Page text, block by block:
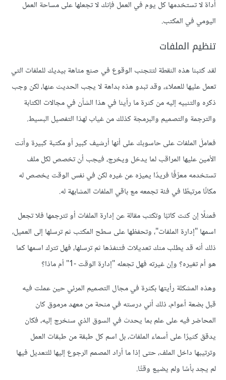
أداة لا تستخدمها كل يوم في العمل فإنك لا تجعلها على مساحة العمل
اليومي في المكتب.
تنظيم الملفات
لقد كتبنا هذه النقطة لتتجنب الوقوع في صنع متاهة بيديك للملفات التي
تعمل عليها للعملاء، وقد تبدو هذه بداهة لا يجب الحديث عنها، لكن وجب
ذكره والتنبيه إليه من كثرة ما رأينا في هذا الشأن في مجالات الكتابة
والترجمة والتصميم والبرمجة كذلك من غياب لهذا التفصيل البسيط.
فعاملْ الملفات على حاسوبك على أنها أرشيف كبير أو مكتبة كبيرة وأنت
الأمين عليها المراقب لما يدخل ويخرج، فيجب أن تخصص لكل ملف
تستخدمه معرِّفًا فريدًا يميزه عن غيره لكن في نفس الوقت يخصص له
مكانًا مرتبطًا في فئة تجمعه مع باقي الملفات المشابهة له.
فمثلًا إن كنت كاتبًا وتكتب مقالة عن إدارة الملفات أو تترجمها فلا تجعل
اسمها "إدارة الملفات"، وتحفظها على سطح المكتب ثم ترسلها إلى العميل،
ذلك أنه قد يطلب منك تعديلات فتنفذها ثم ترسلها، فهل تترك اسمها كما
هو أم تغيره؟ وإن غيرته فهل تجعله "إدارة الوقت -1" أم ماذا؟
وهذه المشكلة رأيتها بكثرة في مجال التصميم المرئي حين عملت فيه
قبل بضعة أعوام، ذلك أني درسته في منحة من معهد مرموق كان
المحاضر فيه على علم بما يحدث في السوق الذي سنخرج إليه، فكان
يدقق كثيرًا على أسماء الملفات، بل اسم كل طبقة من طبقات العمل
وترتيبها داخل الملف، حتى إذا ما أراد المصمم الرجوع إليها للتعديل فيها
لم يجد بأسًا ولم يضيع وقتًا.